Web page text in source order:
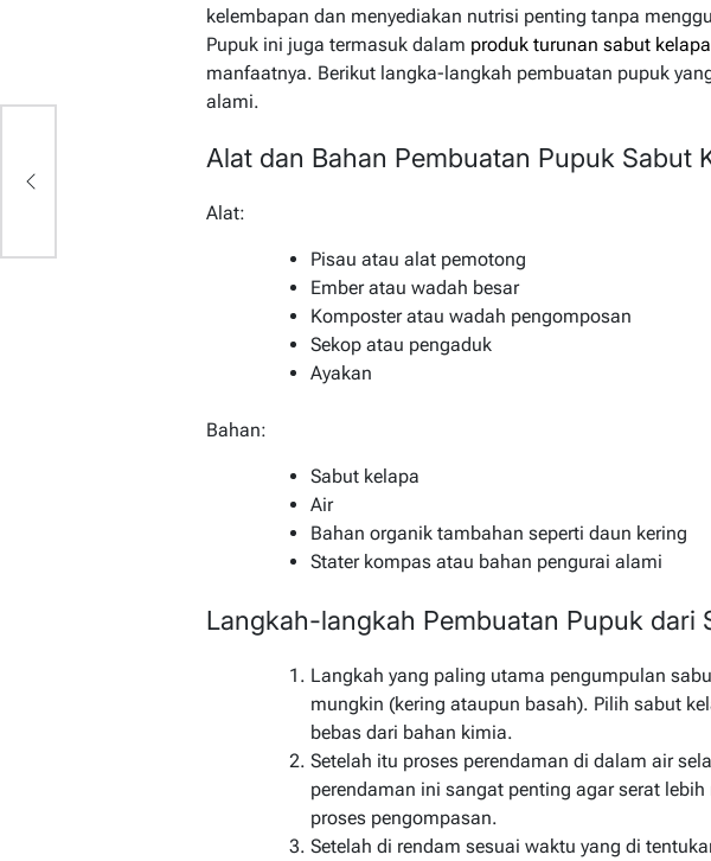
kelembapan dan menyediakan nutrisi penting tanpa
Pupuk ini juga termasuk dalam produk turunan sabut kelapa
manfaatnya. Berikut langka-langkah pembuatan pupuk
alami.
Alat dan Bahan Pembuatan Pupuk Sabut
Alat:
Pisau atau alat pemotong
Ember atau wadah besar
Komposter atau wadah pengomposan
Sekop atau pengaduk
Ayakan
Bahan:
Sabut kelapa
Air
Bahan organik tambahan seperti daun kering
Stater kompas atau bahan pengurai alami
Langkah-langkah Pembuatan Pupuk dari
Langkah yang paling utama pengumpulan
mungkin (kering ataupun basah). Pilih sabut
bebas dari bahan kimia.
Setelah itu proses perendaman di dalam air
perendaman ini sangat penting agar serat
proses pengompasan.
Setelah di rendam sesuai waktu yang di